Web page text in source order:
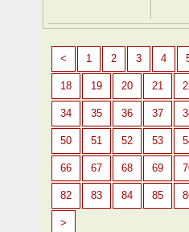
< 1 2 3 4
18 19 20 21
34 35 36 37
50 51 52 53
66 67 68 69
82 83 84 85
>